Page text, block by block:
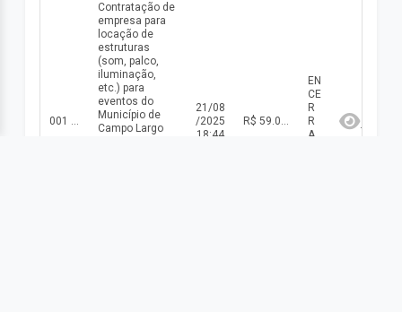
001 DISP/2025
Contratação de
empresa para
locação de
estruturas
(som, palco,
iluminação,
etc.) para
eventos do
Município de
Campo Largo
21/08
/2025
18:44
R$ 59.000,00(valor inicial) R$ 59.000,00(valor atualizado)
EN
CE
R
R
A